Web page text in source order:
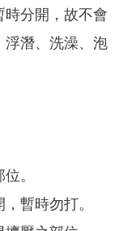
時分開，故不會
浮潛、洗澡、泡
。
暫時勿打。